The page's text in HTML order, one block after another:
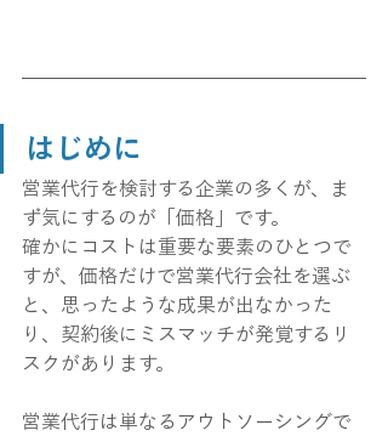
はじめに
営業代行を検討する企業の多くが、ま
ず気にするのが「価格」です。
確かにコストは重要な要素のひとつで
すが、価格だけで営業代行会社を選ぶ
と、思ったような成果が出なかった
り、契約後にミスマッチが発覚するリ
スクがあります。
営業代行は単なるアウトソーシングで